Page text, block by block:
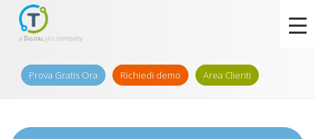
Prova Gratis Ora Richiedi demo Area Clienti